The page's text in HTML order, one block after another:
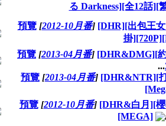
る Darkness][全12話][
預覽 [2012-10月番] [DHR][出包王
掛
預覽 [2013-04月番] [DHR&DMG][
...
預覽 [2013-04月番] [DHR&NTR][
預覽 [2012-10月番] [DHR&白月][
[MEGA]